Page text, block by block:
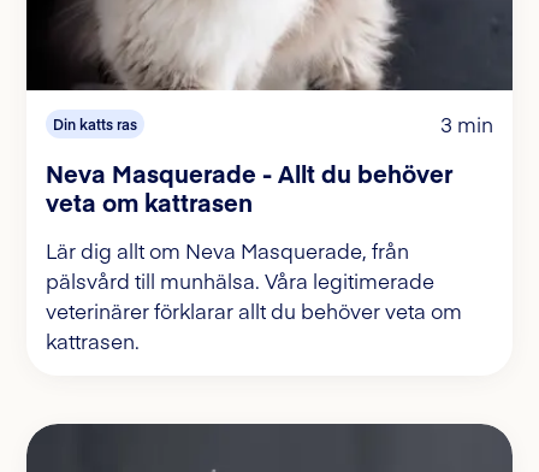
Din katts ras 3 min
Neva Masquerade - Allt du behöver
veta om kattrasen
Lär dig allt om Neva Masquerade, från
pälsvård till munhälsa. Våra legitimerade
veterinärer förklarar allt du behöver veta om
kattrasen.